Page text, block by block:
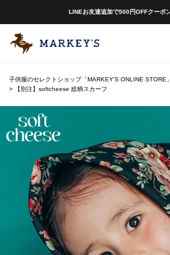
LINEお友達追加で500円OFFクーポ
子供服のセレクトショップ「MARKEY'S ONLINE STORE」
【別注】softcheese 総柄スカーフ